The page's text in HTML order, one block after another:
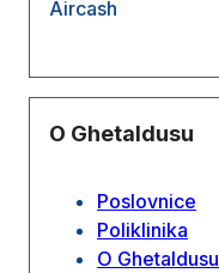
Aircash
O Ghetaldusu
Poslovnice
Poliklinika
O Ghetaldusu